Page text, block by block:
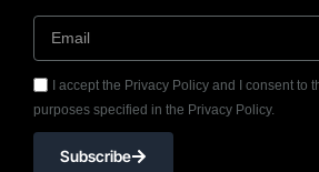
I accept the Privacy Policy and I consent
purposes specified in the Privacy Policy.
Subscribe